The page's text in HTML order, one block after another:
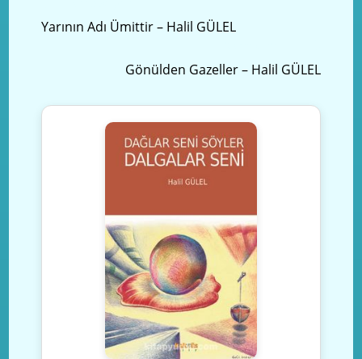
Yarının Adı Ümittir – Halil GÜLEL
Gönülden Gazeller – Halil GÜLEL